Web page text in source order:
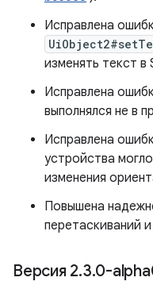
Исправлена
изменять текст в
Исправлена
выполнялся не в
Исправлена
устройства
изменения
Повышена
перетаскиваний
Версия 2.3.0-